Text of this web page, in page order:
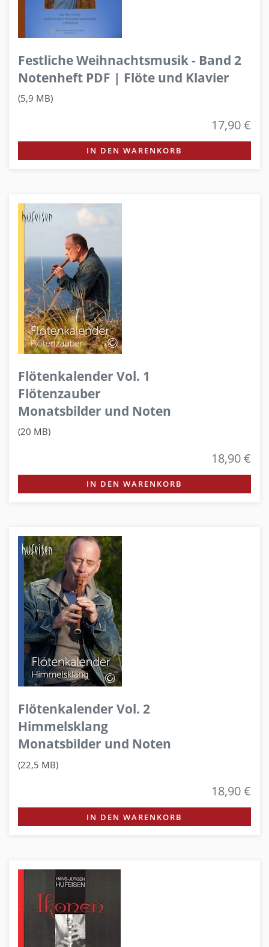
Festliche Weihnachtsmusik - Band 2
Notenheft PDF | Flöte und Klavier
(5,9 MB)
17,90 €
IN DEN WARENKORB
Flötenkalender Vol. 1
Flötenzauber
Monatsbilder und Noten
(20 MB)
18,90 €
IN DEN WARENKORB
Flötenkalender Vol. 2
Himmelsklang
Monatsbilder und Noten
(22,5 MB)
18,90 €
IN DEN WARENKORB